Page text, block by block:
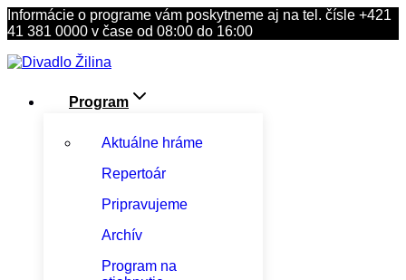
Skip
to
Informácie o programe vám poskytneme aj na tel. čísle +421
41 381 0000 v čase od 08:00 do 16:00
Program
Aktuálne hráme
Repertoár
Pripravujeme
Archív
Program na